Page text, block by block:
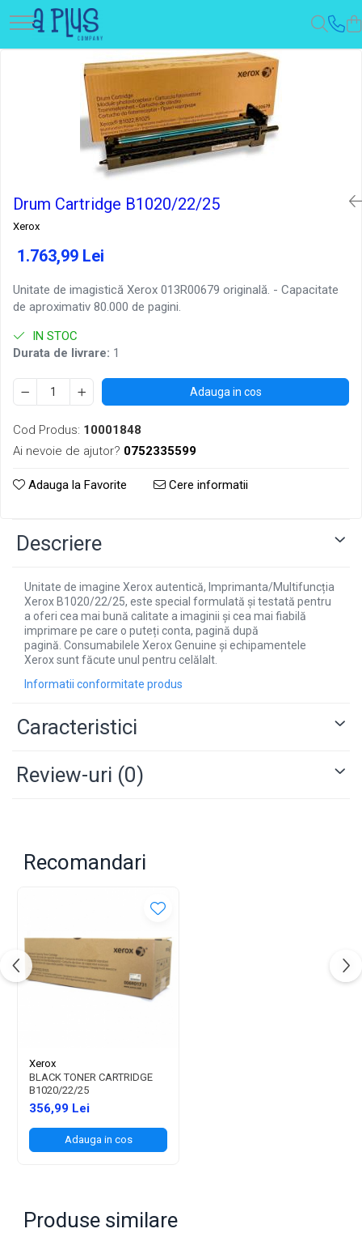
Drum Cartridge B1020/22/25
Xerox
1.763,99 Lei
Unitate de imagistică Xerox 013R00679 originală. - Capacitate
de aproximativ 80.000 de pagini.
IN STOC
Durata de livrare: 1
Adauga in cos
Cod Produs: 10001848
Ai nevoie de ajutor? 0752335599
Adauga la Favorite Cere informatii
Descriere
Unitate de imagine Xerox autentică, Imprimanta/Multifuncția
Xerox B1020/22/25, este special formulată și testată pentru
a oferi cea mai bună calitate a imaginii și cea mai fiabilă
imprimare pe care o puteți conta, pagină după
pagină. Consumabilele Xerox Genuine și echipamentele
Xerox sunt făcute unul pentru celălalt.
Informatii conformitate produs
Caracteristici
Review-uri (0)
Recomandari
Xerox
BLACK TONER CARTRIDGE
B1020/22/25
356,99 Lei
Adauga in cos
Produse similare